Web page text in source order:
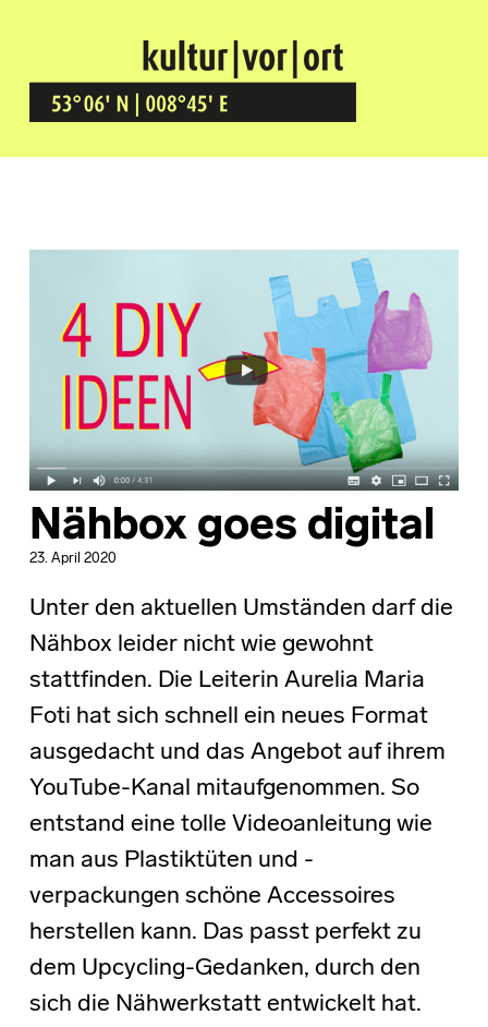
Kultur Vor Ort
BREMEN GRÖPELINGEN
Nähbox goes digital
23. April 2020
Unter den aktuellen Umständen darf die
Nähbox leider nicht wie gewohnt
stattfinden. Die Leiterin Aurelia Maria
Foti hat sich schnell ein neues Format
ausgedacht und das Angebot auf ihrem
YouTube-Kanal mitaufgenommen. So
entstand eine tolle Videoanleitung wie
man aus Plastiktüten und -
verpackungen schöne Accessoires
herstellen kann. Das passt perfekt zu
dem Upcycling-Gedanken, durch den
sich die Nähwerkstatt entwickelt hat.